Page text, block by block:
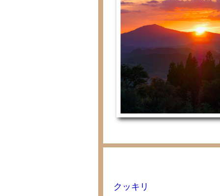
クッキリ